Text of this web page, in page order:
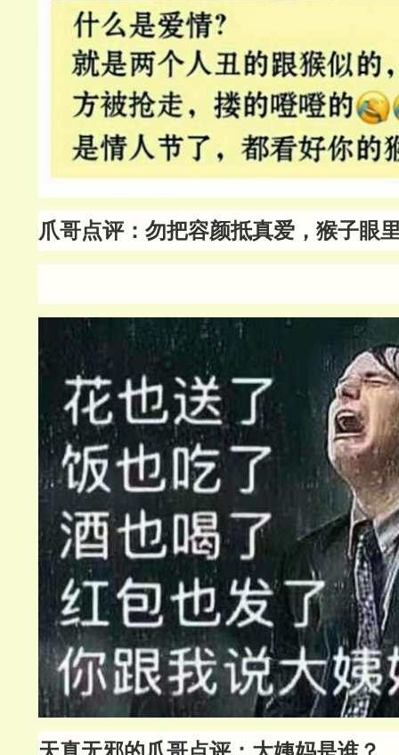
爪哥点评：勿把容颜抵真爱，猴子眼